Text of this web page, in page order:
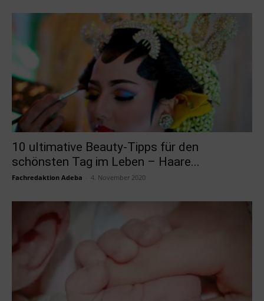
10 ultimative Beauty-Tipps für den
schönsten Tag im Leben – Haare...
Fachredaktion Adeba 4. November 2020